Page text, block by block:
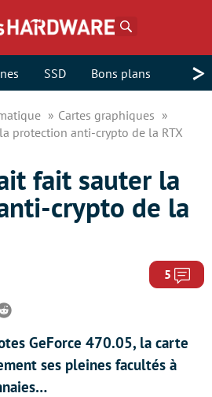
SSD Bons plans >
Cartes graphiques
protection anti-crypto de la RTX
fait sauter la
crypto de la
5
Reddit
GeForce 470.05, la carte
ses pleines facultés à